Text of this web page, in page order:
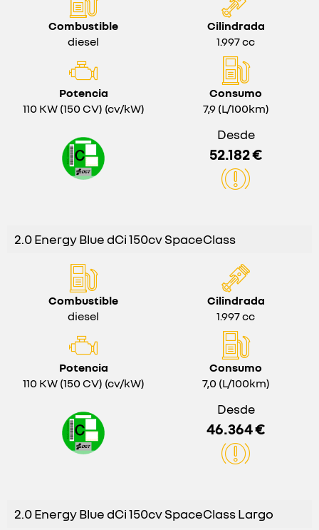
Combustible
diesel
Cilindrada
1.997 cc
Potencia
110 KW (150 CV) (cv/kW)
Consumo
7,9 (L/100km)
Desde
52.182 €
2.0 Energy Blue dCi 150cv SpaceClass
Combustible
diesel
Cilindrada
1.997 cc
Potencia
110 KW (150 CV) (cv/kW)
Consumo
7,0 (L/100km)
Desde
46.364 €
2.0 Energy Blue dCi 150cv SpaceClass Largo